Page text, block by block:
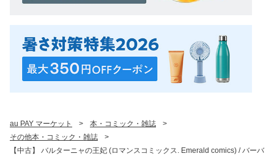
au PAY マーケット > 本・コミック・雑誌
>
その他本・コミック・雑誌
>
【中古】 バルターニャの王妃 (ロマンスコミックス. Emerald comics) / バーバ